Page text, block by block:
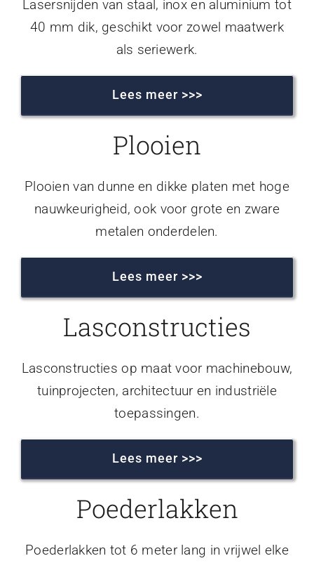
Lasersnijden van staal, inox en aluminium tot
40 mm dik, geschikt voor zowel maatwerk
als seriewerk.
Lees meer >>>
Plooien
Plooien van dunne en dikke platen met hoge
nauwkeurigheid, ook voor grote en zware
metalen onderdelen.
Lees meer >>>
Lasconstructies
Lasconstructies op maat voor machinebouw,
tuinprojecten, architectuur en industriële
toepassingen.
Lees meer >>>
Poederlakken
Poederlakken tot 6 meter lang in vrijwel elke